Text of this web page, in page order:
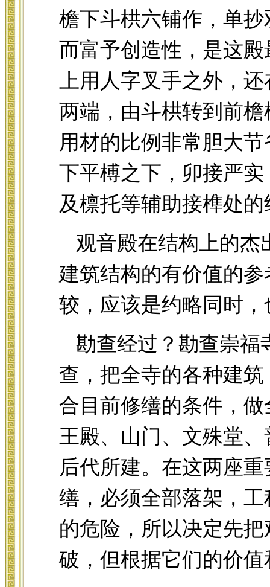
檐下斗栱六铺作，单
而富予创造性，是这
上用人字叉手之外，
两端，由斗栱转到前
用材的比例非常胆大
下平榑之下，卯接严
及檩托等辅助接榫处
观音殿在结构上的杰
建筑结构的有价值的
较，应该是约略同时
勘查经过？勘查崇福
查，把全寺的各种建
合目前修缮的条件，
王殿、山门、文殊堂
后代所建。在这两座
缮，必须全部落架，
的危险，所以决定先
破，但根据它们的价